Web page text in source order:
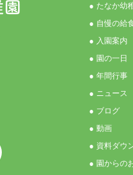
● たなか幼
● 自慢の給
● 入園案内
● 園の一日
● 年間行事
● ニュース
● ブログ
● 動画
● 資料ダウ
● 園からの